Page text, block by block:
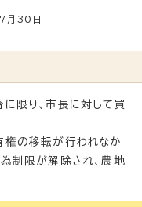
月30日
限り、市長に対して買
の移転が行われなか
制限が解除され、農地